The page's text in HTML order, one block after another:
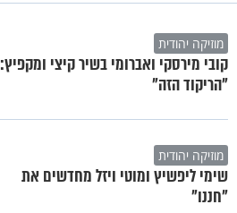
מוזיקה יהודית
קובי מירסקי ואברומי בשיר קיצי ומקפיץ:
"הריקוד הזה"
מוזיקה יהודית
שימי ליפשיץ ומוטי ויזל מחדשים את
"חננו"